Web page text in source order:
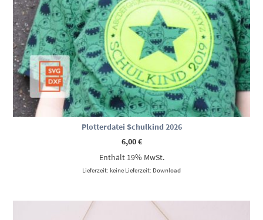
Plotterdatei Schulkind 2026
6,00€
Enthält 19% MwSt.
Lieferzeit: keine Lieferzeit: Download